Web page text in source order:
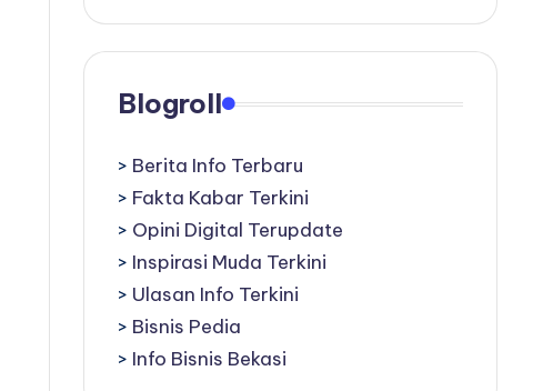
Blogroll
> Berita Info Terbaru
> Fakta Kabar Terkini
> Opini Digital Terupdate
> Inspirasi Muda Terkini
> Ulasan Info Terkini
> Bisnis Pedia
> Info Bisnis Bekasi